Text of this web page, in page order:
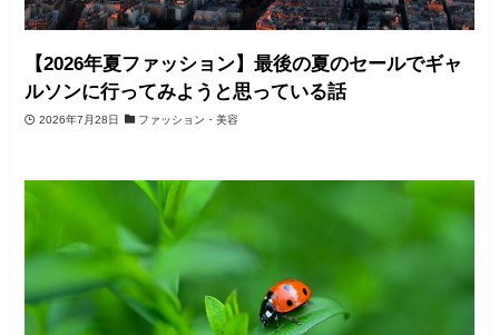
【2026年夏ファッション】最後の夏のセールでギャ
ルソンに行ってみようと思っている話
2026年7月28日 ファッション・美容